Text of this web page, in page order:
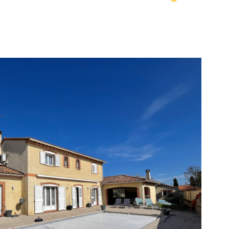
voir le
bien